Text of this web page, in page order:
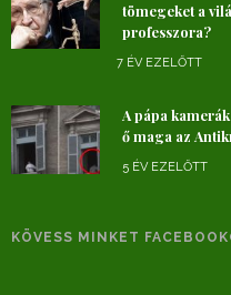
tömegeket a
professzora?
7 ÉV EZELŐTT
A pápa
ő maga az
5 ÉV EZELŐTT
KÖVESS MINKET